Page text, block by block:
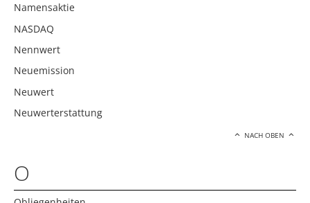
Namensaktie
NASDAQ
Nennwert
Neuemission
Neuwert
Neuwerterstattung
NACH OBEN
O